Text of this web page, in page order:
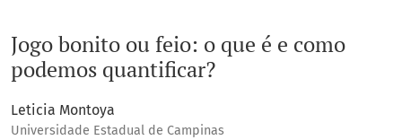
Jogo bonito ou feio: o que é e como
podemos quantificar?
Leticia Montoya
Universidade Estadual de Campinas